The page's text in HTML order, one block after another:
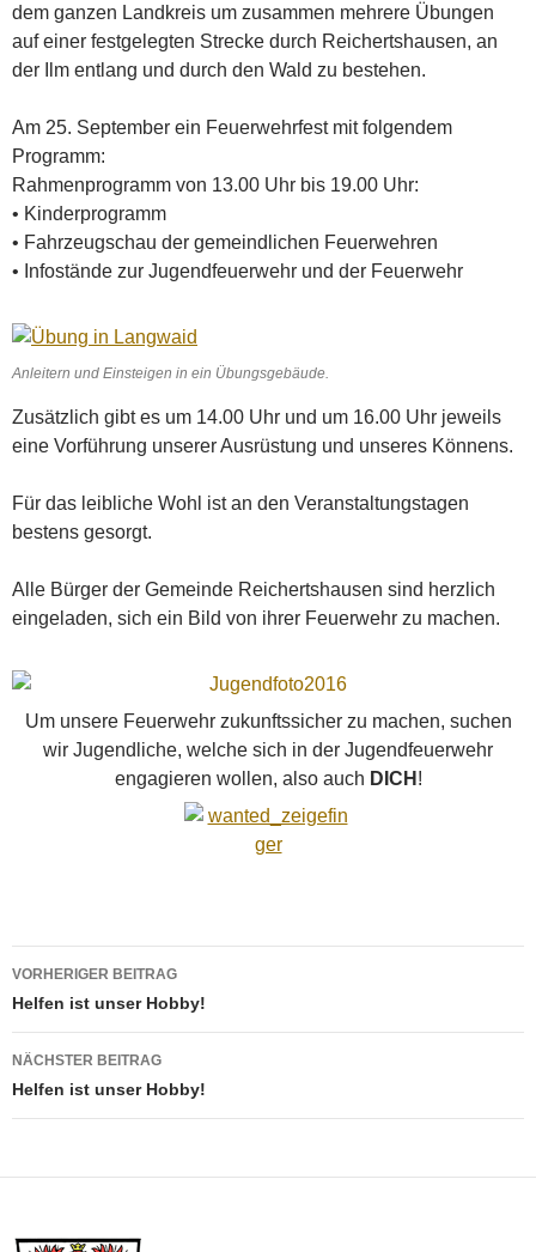
dem ganzen Landkreis um zusammen mehrere Übungen
auf einer festgelegten Strecke durch Reichertshausen, an
der Ilm entlang und durch den Wald zu bestehen.
Am 25. September ein Feuerwehrfest mit folgendem
Programm:
Rahmenprogramm von 13.00 Uhr bis 19.00 Uhr:
• Kinderprogramm
• Fahrzeugschau der gemeindlichen Feuerwehren
• Infostände zur Jugendfeuerwehr und der Feuerwehr
Anleitern und Einsteigen in ein Übungsgebäude.
Zusätzlich gibt es um 14.00 Uhr und um 16.00 Uhr jeweils
eine Vorführung unserer Ausrüstung und unseres Könnens.
Für das leibliche Wohl ist an den Veranstaltungstagen
bestens gesorgt.
Alle Bürger der Gemeinde Reichertshausen sind herzlich
eingeladen, sich ein Bild von ihrer Feuerwehr zu machen.
Um unsere Feuerwehr zukunftssicher zu machen, suchen
wir Jugendliche, welche sich in der Jugendfeuerwehr
engagieren wollen, also auch DICH !
Beitragsnavigation
VORHERIGER BEITRAG
Helfen ist unser Hobby!
NÄCHSTER BEITRAG
Helfen ist unser Hobby!